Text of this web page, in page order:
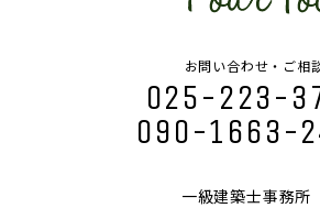
お問い合わせ・ご相
025-223-
090-1663-
一級建築士事務所